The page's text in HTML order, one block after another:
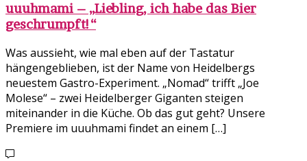
uuuhmami – „Liebling, ich habe das Bier
geschrumpft!“
Was aussieht, wie mal eben auf der Tastatur
hängengeblieben, ist der Name von Heidelbergs
neuestem Gastro-Experiment. „Nomad“ trifft „Joe
Molese“ – zwei Heidelberger Giganten steigen
miteinander in die Küche. Ob das gut geht? Unsere
Premiere im uuuhmami findet an einem […]